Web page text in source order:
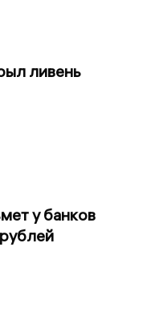
ливень
у банков